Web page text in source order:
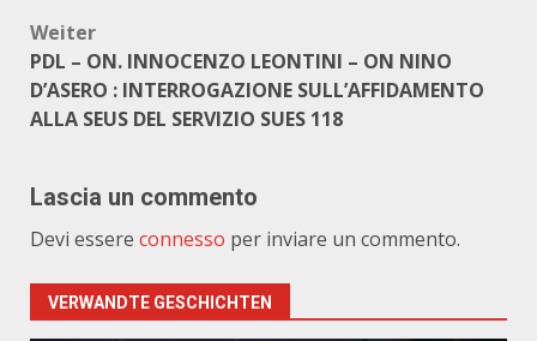
Weiter
PDL – ON. INNOCENZO LEONTINI – ON NINO
D’ASERO : INTERROGAZIONE SULL’AFFIDAMENTO
ALLA SEUS DEL SERVIZIO SUES 118
Lascia un commento
Devi essere connesso per inviare un commento.
VERWANDTE GESCHICHTEN